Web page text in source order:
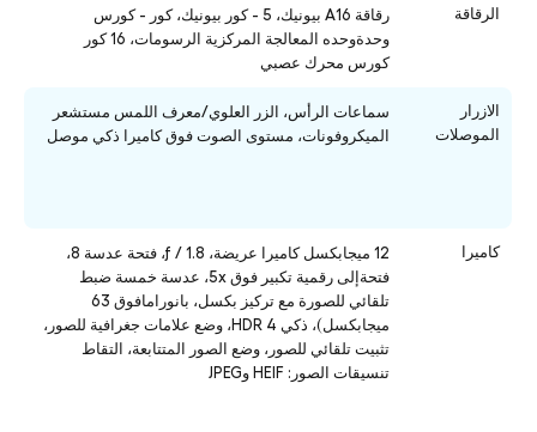
الرقاقة رقاقة A16 بيونيك، 5 - كور بيونيك، كور - كورس
وحدةوحده المعالجة المركزية الرسومات، 16 كور
كورس محرك عصبي
الازرار
الموصلات
سماعات الرأس، الزر العلوي/معرف اللمس مستشعر
الميكروفونات، مستوى الصوت فوق كاميرا ذكي موصل
كاميرا
12 ميجابكسل كاميرا عريضة، ƒ / 1.8، فتحة عدسة 8،
فتحةإلى رقمية تكبير فوق 5x، عدسة خمسة ضبط
تلقائي للصورة مع تركيز بكسل، بانورامافوق 63
ميجابكسل)، ذكي HDR 4، وضع علامات جغرافية للصور،
تثبيت تلقائي للصور، وضع الصور المتتابعة، التقاط
تنسيقات الصور: HEIF وJPEG